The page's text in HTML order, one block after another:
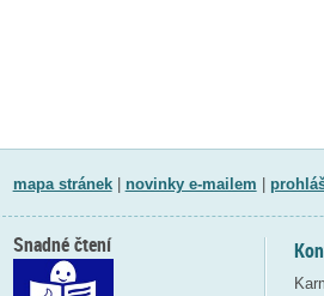
mapa stránek| novinky e-mailem
Snadné čtení